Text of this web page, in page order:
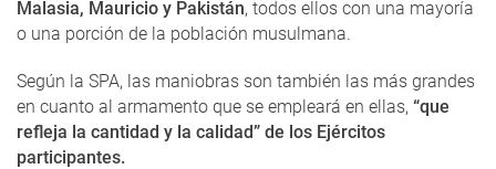
Malasia, Mauricio y Pakistán, todos ellos con una mayoría
o una porción de la población musulmana.
Según la SPA, las maniobras son también las más grandes
en cuanto al armamento que se empleará en ellas, “que
refleja la cantidad y la calidad” de los Ejércitos
participantes.